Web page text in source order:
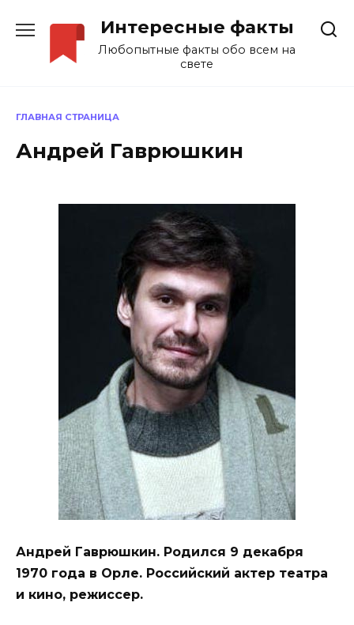
содержанию
Интересные факты
Любопытные факты обо всем на
свете
ГЛАВНАЯ СТРАНИЦА
Андрей Гаврюшкин
Андрей Гаврюшкин. Родился 9 декабря
1970 года в Орле. Российский актер театра
и кино, режиссер.